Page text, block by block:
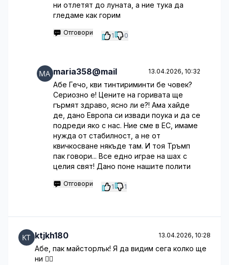
ни отлетят до луната, а ние тука да
гледаме как горим
Отговори 1 0
maria358@mail 13.04.2026, 10:32
Абе Гечо, кви тинтириминти бе човек?
Сериозно е! Цените на горивата ще
гърмят здраво, ясно ли е?! Ама хайде
де, дано Европа си извади поука и да се
подреди яко с нас. Ние сме в ЕС, имаме
нужда от стабилност, а не от
квичкосване някъде там. И тоя Тръмп
пак говори... Все едно играе на шах с
целия свят! Дано поне нашите полити
Отговори 1 1
ktjkh180 13.04.2026, 10:28
Абе, пак майсторлък! Я да видим сега колко ще
ни 🤦‍♂️